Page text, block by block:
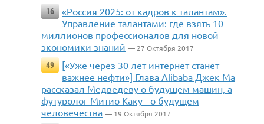
16
«Россия 2025: от кадров к талантам».
Управление талантами: где взять 10
миллионов профессионалов для новой
экономики знаний — 27 Октября 2017
49
[«Уже через 30 лет интернет станет
важнее нефти»] Глава Alibaba Джек Ма
рассказал Медведеву о будущем машин, а
футуролог Митио Каку - о будущем
человечества — 19 Октября 2017